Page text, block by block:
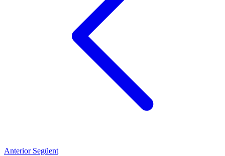
Anterior Següent